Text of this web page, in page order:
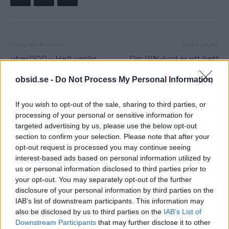
obsid.se - Do Not Process My Personal Information
If you wish to opt-out of the sale, sharing to third parties, or
processing of your personal or sensitive information for
targeted advertising by us, please use the below opt-out
section to confirm your selection. Please note that after your
opt-out request is processed you may continue seeing
interest-based ads based on personal information utilized by
us or personal information disclosed to third parties prior to
your opt-out. You may separately opt-out of the further
disclosure of your personal information by third parties on the
IAB’s list of downstream participants. This information may
also be disclosed by us to third parties on the IAB’s List of
Downstream Participants that may further disclose it to other
uberPOP – Helt vanlig
Din PIN-kod är ett hett
byte, här är tjuvarnas nya
knep!
Sebastian
Allt från personlig utveckling till sköna sneakers är intressant!
Kvalitetstid för mig är en kall, ljus, amerikansk öl i solen på en
uteservering, gärna "i goda vänners lag" om man nu skall